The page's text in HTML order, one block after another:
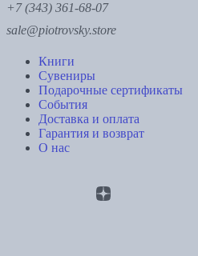
+7 (343) 361-68-07
sale@piotrovsky.store
Книги
Сувениры
Подарочные сертификаты
События
Доставка и оплата
Гарантия и возврат
О нас